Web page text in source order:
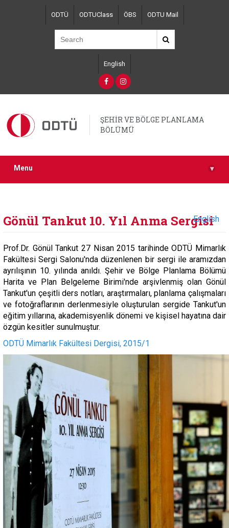
ODTÜ ODTUClass ÖBS ODTU Mail
English
ŞEHİR VE BÖLGE PLANLAMA
BÖLÜMÜ
Menu ▾
Gönül Tankut 10. Yıl Anma Sergisi
English
Prof.Dr. Gönül Tankut 27 Nisan 2015 tarihinde ODTÜ Mimarlık
Fakültesi Sergi Salonu'nda düzenlenen bir sergi ile aramızdan
ayrılışının 10. yılında anıldı. Şehir ve Bölge Planlama Bölümü
Harita ve Plan Belgeleme Birimi'nde arşivlenmiş olan Gönül
Tankut'un çeşitli ders notları, araştırmaları, planlama çalışmaları
ve fotoğraflarının derlenmesiyle oluşturulan sergide Tankut'un
eğitim yıllarına, akademisyenlik dönemi ve kişisel hayatına dair
özgün kesitler sunulmuştur.
ODTÜ Mimarlık Fakültesi Dergisi, 2015/1